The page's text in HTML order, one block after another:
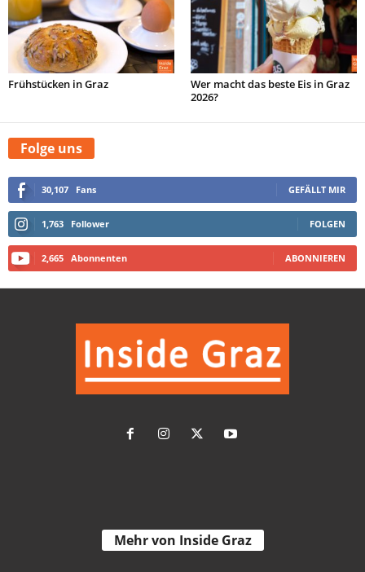
Frühstücken in Graz
Wer macht das beste Eis in Graz
2026?
Folge uns
30,107 Fans GEFÄLLT MIR
1,763 Follower FOLGEN
2,665 Abonnenten ABONNIEREN
Mehr von Inside Graz